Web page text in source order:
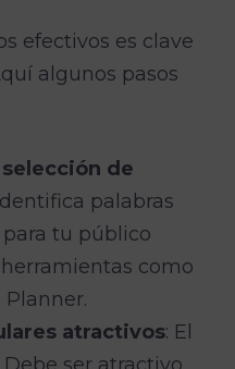
efectivos es clave
algunos pasos
de
palabras
tu público
como
atractivos: El